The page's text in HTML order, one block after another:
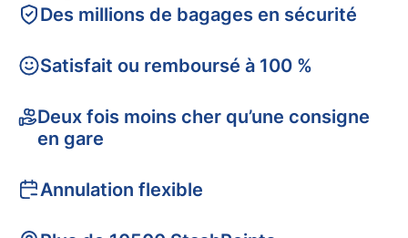
Des millions de bagages en sécurité
Satisfait ou remboursé à 100 %
Deux fois moins cher qu’une consigne
en gare
Annulation flexible